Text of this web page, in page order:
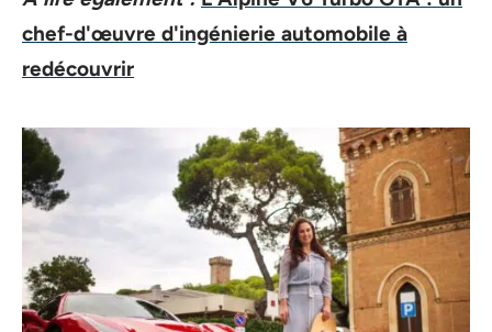
chef-d'œuvre d'ingénierie automobile à
redécouvrir